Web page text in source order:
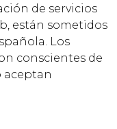
de servicios
están sometidos
Los
conscientes de
aceptan